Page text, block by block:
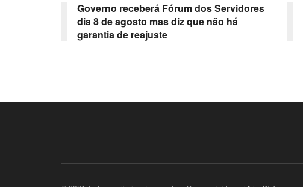
Governo receberá Fórum dos Servidores
dia 8 de agosto mas diz que não há
garantia de reajuste